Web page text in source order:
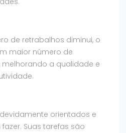
de retrabalhos diminui, o
maior número de
a qualidade e
orientados e
Suas tarefas são